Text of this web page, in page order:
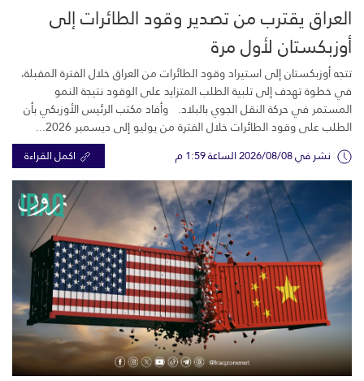
العراق يقترب من تصدير وقود الطائرات إلى
أوزبكستان لأول مرة
تتجه أوزبكستان إلى استيراد وقود الطائرات من العراق خلال الفترة المقبلة،
في خطوة تهدف إلى تلبية الطلب المتزايد على الوقود نتيجة النمو
المستمر في حركة النقل الجوي بالبلاد. وأفاد مكتب الرئيس الأوزبكي بأن
الطلب على وقود الطائرات خلال الفترة من يوليو إلى ديسمبر 2026...
نشر في 2026/08/08 الساعة 1:59 م اكمل القراءة